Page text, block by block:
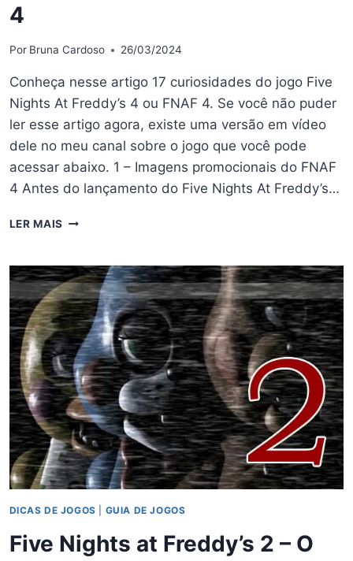
4
Por Bruna Cardoso 26/03/2024
Conheça nesse artigo 17 curiosidades do jogo Five
Nights At Freddy’s 4 ou FNAF 4. Se você não puder
ler esse artigo agora, existe uma versão em vídeo
dele no meu canal sobre o jogo que você pode
acessar abaixo. 1 – Imagens promocionais do FNAF
4 Antes do lançamento do Five Nights At Freddy’s…
LER MAIS 17
JOGO
FNAF
4
DICAS DE JOGOS GUIA DE JOGOS
Five Nights at Freddy’s 2 – O